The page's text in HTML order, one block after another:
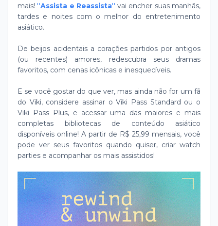
mais! ''Assista e Reassista'' vai encher suas manhãs,
tardes e noites com o melhor do entretenimento
asiático.
De beijos acidentais a corações partidos por antigos
(ou recentes) amores, redescubra seus dramas
favoritos, com cenas icônicas e inesquecíveis.
E se você gostar do que ver, mas ainda não for um fã
do Viki, considere assinar o Viki Pass Standard ou o
Viki Pass Plus, e acessar uma das maiores e mais
completas bibliotecas de conteúdo asiático
disponíveis online! A partir de R$ 25,99 mensais, você
pode ver seus favoritos quando quiser, criar watch
parties e acompanhar os mais assistidos!